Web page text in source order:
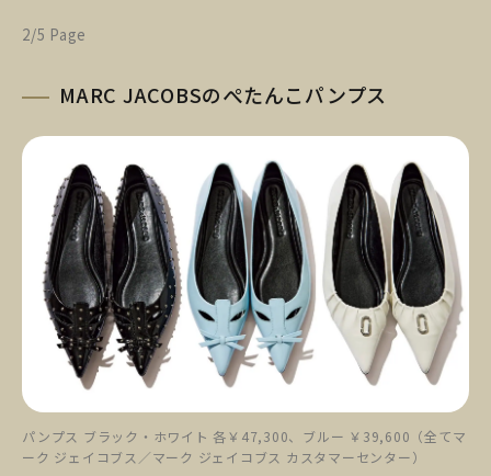
2/5 Page
MARC JACOBSのぺたんこパンプス
パンプス ブラック・ホワイト 各￥47,300、ブルー ￥39,600（全てマ
ーク ジェイコブス／マーク ジェイコブス カスタマーセンター）